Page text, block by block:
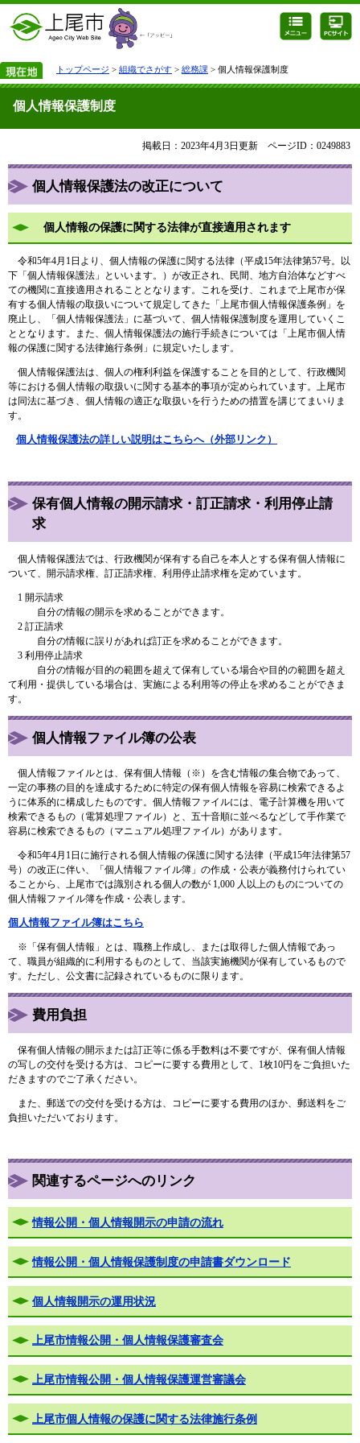
トップページ > 組織でさがす > 総務課 > 個人情報保護制度
個人情報保護制度
掲載日：2023年4月3日更新 ページID：0249883
個人情報保護法の改正について
個人情報の保護に関する法律が直接適用されます
令和5年4月1日より、個人情報の保護に関する法律（平成15年法律第57号。以
下「個人情報保護法」といいます。）が改正され、民間、地方自治体などすべ
ての機関に直接適用されることとなります。これを受け、これまで上尾市が保
有する個人情報の取扱いについて規定してきた「上尾市個人情報保護条例」を
廃止し、「個人情報保護法」に基づいて、個人情報保護制度を運用していくこ
ととなります。また、個人情報保護法の施行手続きについては「上尾市個人情
報の保護に関する法律施行条例」に規定いたします。
個人情報保護法は、個人の権利利益を保護することを目的として、行政機関
等における個人情報の取扱いに関する基本的事項が定められています。上尾市
は同法に基づき、個人情報の適正な取扱いを行うための措置を講じてまいりま
す。
個人情報保護法の詳しい説明はこちらへ（外部リンク）
保有個人情報の開示請求・訂正請求・利用停止請
求
個人情報保護法では、行政機関が保有する自己を本人とする保有個人情報に
ついて、開示請求権、訂正請求権、利用停止請求権を定めています。
1 開示請求
自分の情報の開示を求めることができます。
2 訂正請求
自分の情報に誤りがあれば訂正を求めることができます。
3 利用停止請求
自分の情報が目的の範囲を超えて保有している場合や目的の範囲を超え
て利用・提供している場合は、実施による利用等の停止を求めることができま
す。
個人情報ファイル簿の公表
個人情報ファイルとは、保有個人情報（※）を含む情報の集合物であって、
一定の事務の目的を達成するために特定の保有個人情報を容易に検索できるよ
うに体系的に構成したものです。個人情報ファイルには、電子計算機を用いて
検索できるもの（電算処理ファイル）と、五十音順に並べるなどして手作業で
容易に検索できるもの（マニュアル処理ファイル）があります。
令和5年4月1日に施行される個人情報の保護に関する法律（平成15年法律第57
号）の改正に伴い、「個人情報ファイル簿」の作成・公表が義務付けられてい
ることから、上尾市では識別される個人の数が 1,000 人以上のものについての
個人情報ファイル簿を作成・公表します。
個人情報ファイル簿はこちら
※「保有個人情報」とは、職務上作成し、または取得した個人情報であっ
て、職員が組織的に利用するものとして、当該実施機関が保有しているもので
す。ただし、公文書に記録されているものに限ります。
費用負担
保有個人情報の開示または訂正等に係る手数料は不要ですが、保有個人情報
の写しの交付を受ける方は、コピーに要する費用として、1枚10円をご負担いた
だきますのでご了承ください。
また、郵送での交付を受ける方は、コピーに要する費用のほか、郵送料をご
負担いただいております。
関連するページへのリンク
情報公開・個人情報開示の申請の流れ
情報公開・個人情報保護制度の申請書ダウンロード
個人情報開示の運用状況
上尾市情報公開・個人情報保護審査会
上尾市情報公開・個人情報保護運営審議会
上尾市個人情報の保護に関する法律施行条例